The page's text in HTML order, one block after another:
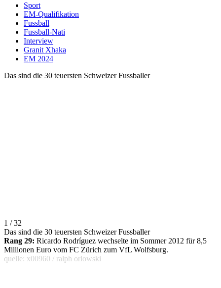
Sport
EM-Qualifikation
Fussball
Fussball-Nati
Interview
Granit Xhaka
EM 2024
Das sind die 30 teuersten Schweizer Fussballer
1 / 32
Das sind die 30 teuersten Schweizer Fussballer
Rang 29: Ricardo Rodríguez wechselte im Sommer 2012 für 8,5
Millionen Euro vom FC Zürich zum VfL Wolfsburg.
quelle: x00960 / ralph orlowski